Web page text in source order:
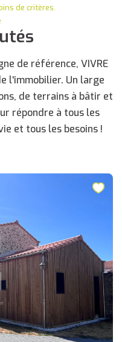
de critères.
de référence, VIVRE
l'immobilier. Un large
de terrains à bâtir et
répondre à tous les
et tous les besoins !